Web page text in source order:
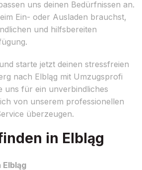
uns deinen Bedürfnissen an.
Ein- oder Ausladen brauchst,
und hilfsbereiten
starte jetzt deinen stressfreien
nach Elbląg mit Umzugsprofi
uns für ein unverbindliches
von unserem professionellen
überzeugen.
in Elbląg
Elbląg